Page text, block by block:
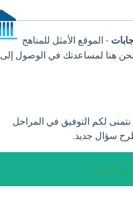
- الموقع الأمثل للمناهج
نحن هنا لمساعدتك في الوصول إلى
نتمنى لكم التوفيق في المراحل
سؤال جديد.
الأرقام